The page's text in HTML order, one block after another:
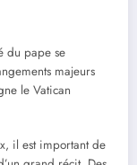
du pape se
majeurs
le Vatican
il est important de